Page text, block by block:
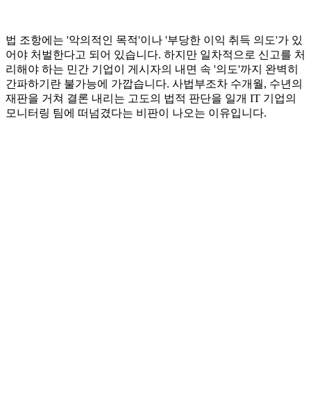
법 조항에는 '악의적인 목적'이나 '부당한 이익 취득 의도'가 있
어야 처벌한다고 되어 있습니다. 하지만 일차적으로 신고를 처
리해야 하는 민간 기업이 게시자의 내면 속 '의도'까지 완벽히
간파하기란 불가능에 가깝습니다. 사법부조차 수개월, 수년의
재판을 거쳐 결론 내리는 고도의 법적 판단을 일개 IT 기업의
모니터링 팀에 떠넘겼다는 비판이 나오는 이유입니다.